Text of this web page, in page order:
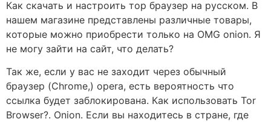
Как скачать и настроить тор браузер на русском. В
нашем магазине представлены различные товары,
которые можно приобрести только на OMG onion. Я
не могу зайти на сайт, что делать?
Так же, если у вас не заходит через обычный
браузер (Chrome,) opera, есть вероятность что
ссылка будет заблокирована. Как использовать Tor
Browser?. Onion. Если вы находитесь в стране, где